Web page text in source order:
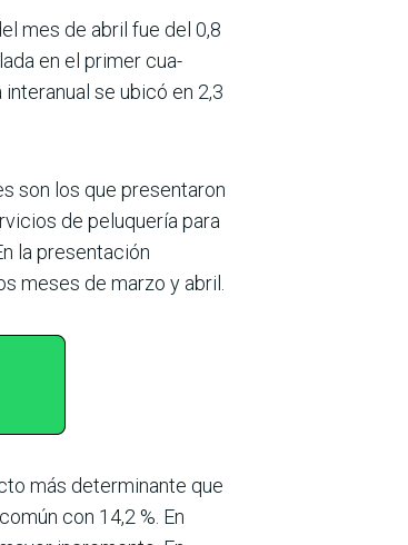
mes de abril fue del 0,8
en el primer cua­
se ubicó en 2,3
son los que presentaron
de peluque­ría para
la presentación
meses de marzo y abril.
más determinante que
con 14,2 %. En